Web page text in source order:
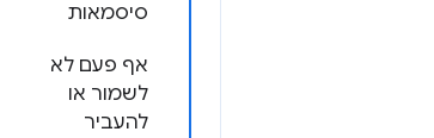
סיסמאות
אף פעם לא
לשמור או
להעביר